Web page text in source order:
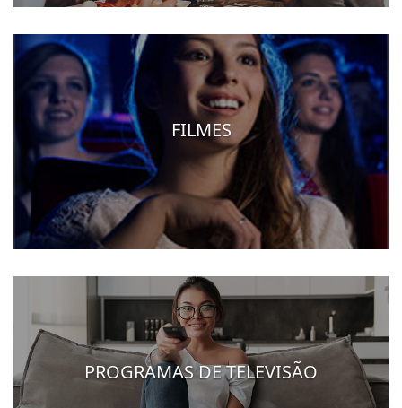
FILMES
PROGRAMAS DE TELEVISÃO